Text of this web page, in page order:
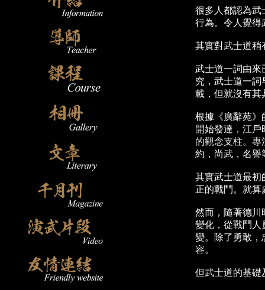
很多人都認為武
行為。令人覺得
其實對武士道稍
武士道一詞由來
究，武士道一詞
載，但就沒有其
根據《廣辭苑》
開始發達，江
的觀念支柱。專
約，尚武，名譽
其實武士道最初
正的戰鬥。就算
然而，隨著德川
變化，從戰鬥人
變。除了勇敢，
容。
但武士道的基礎